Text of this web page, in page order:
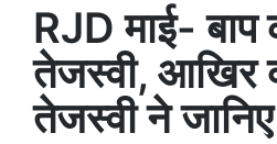
RJD माई- बाप
तेजस्वी, आखिर
तेजस्वी ने